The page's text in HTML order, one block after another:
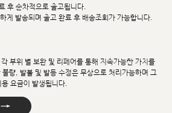
후 순차적으로 출고됩니다.
게 발송되며 출고 완료 후 배송조회가 가능합니다.
부위 별 보완 및 리페어를 통해 지속가능한 가치를
량, 발볼 및 발등 수정은 무상으로 처리가능하며 그
요금이 발생됩니다.
→